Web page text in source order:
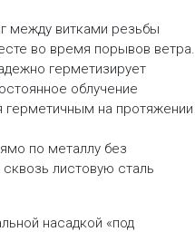
между витками резьбы
во время порывов ветра.
герметизирует
облучение
герметичным на протяжении
по металлу без
листовую сталь
насадкой «под